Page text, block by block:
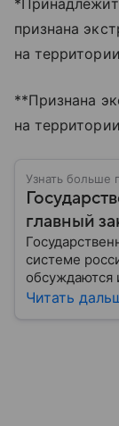
признана
на
**Признана
на
Узнать больше
главный
системе
обсуждаются
Читать